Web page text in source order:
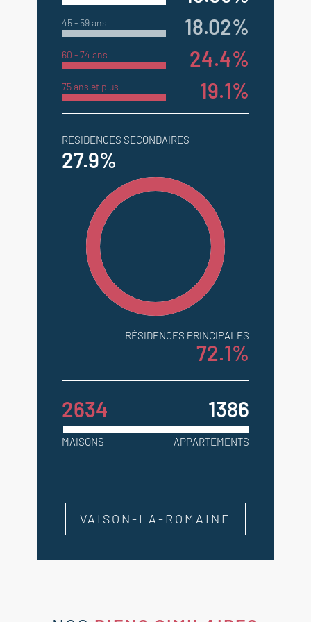
45 - 59 ans 18.02%
60 - 74 ans 24.4%
75 ans et plus 19.1%
RÉSIDENCES SECONDAIRES
27.9%
RÉSIDENCES PRINCIPALES
72.1%
2634 1386
MAISONS APPARTEMENTS
VAISON-LA-ROMAINE